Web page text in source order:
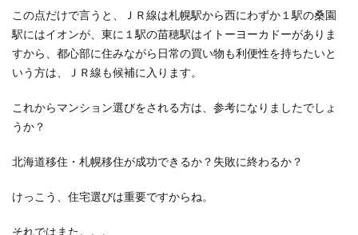
この点だけで言うと、ＪＲ線は札幌駅から西にわずか１駅の桑園
駅にはイオンが、東に１駅の苗穂駅はイトーヨーカドーがありま
すから、都心部に住みながら日常の買い物も利便性を持ちたいと
いう方は、ＪＲ線も候補に入ります。
これからマンション選びをされる方は、参考になりましたでしょ
うか？
北海道移住・札幌移住が成功できるか？失敗に終わるか？
けっこう、住宅選びは重要ですからね。
それではまた。。。